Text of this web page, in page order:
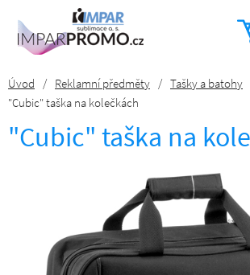
Úvod / Reklamní předměty / Tašky a batohy
"Cubic" taška na kolečkách
"Cubic" taška na